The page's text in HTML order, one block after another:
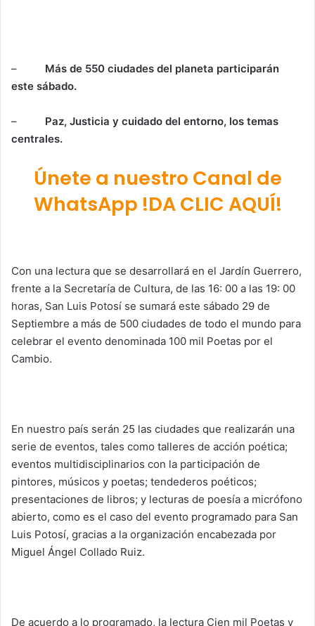
– Más de 550 ciudades del planeta participarán
este sábado.
– Paz, Justicia y cuidado del entorno, los temas
centrales.
Únete a nuestro Canal de
WhatsApp !DA CLIC AQUÍ!
Con una lectura que se desarrollará en el Jardín Guerrero,
frente a la Secretaría de Cultura, de las 16: 00 a las 19: 00
horas, San Luis Potosí se sumará este sábado 29 de
Septiembre a más de 500 ciudades de todo el mundo para
celebrar el evento denominada 100 mil Poetas por el
Cambio.
En nuestro país serán 25 las ciudades que realizarán una
serie de eventos, tales como talleres de acción poética;
eventos multidisciplinarios con la participación de
pintores, músicos y poetas; tendederos poéticos;
presentaciones de libros; y lecturas de poesía a micrófono
abierto, como es el caso del evento programado para San
Luis Potosí, gracias a la organización encabezada por
Miguel Ángel Collado Ruiz.
De acuerdo a lo programado, la lectura Cien mil Poetas y